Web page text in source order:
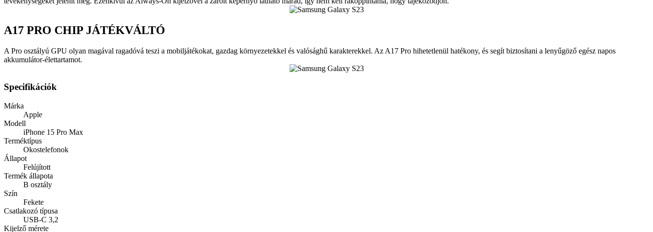
A17 PRO CHIP JÁTÉKVÁLTÓ
A Pro osztályú GPU olyan magával ragadóvá teszi a mobiljátékokat, gazdag környezetekkel és valósághű karakterekkel. Az A17 Pro hihetetlenül hatékony, és segít biztosítani a lenyűgöző egész napos
akkumulátor-élettartamot.
Specifikációk
Márka
Apple
Modell
iPhone 15 Pro Max
Terméktípus
Okostelefonok
Állapot
Felújított
Termék állapota
B osztály
Szín
Fekete
Csatlakozó típusa
USB-C 3,2
Kijelző mérete